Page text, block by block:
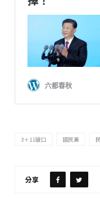
3＋11破口 國民黨
分享